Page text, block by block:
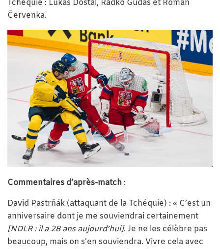
Tchéquie : Lukáš Dostál, Radko Gudas et Roman
Červenka.
Commentaires d’après-match :
David Pastrňák (attaquant de la Tchéquie) : « C’est un
anniversaire dont je me souviendrai certainement
[NDLR : il a 28 ans aujourd’hui]. Je ne les célèbre pas
beaucoup, mais on s’en souviendra. Vivre cela avec